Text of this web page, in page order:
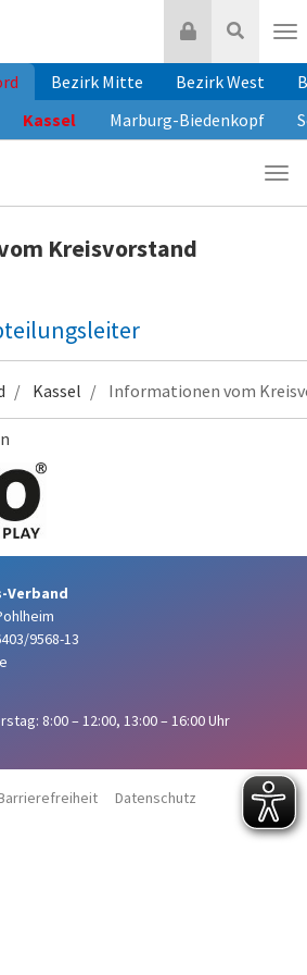
Suche
Login
Bezirk Mitte Bezirk West
Kassel Marburg-Biedenkopf
Kreisvorstand
Kassel Informationen vom
Verband
9568-13
8:00 – 12:00, 13:00 – 16:00 Uhr
Datenschutz